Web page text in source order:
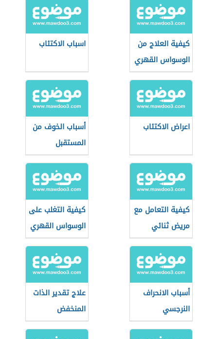
كيفية العلاج من
الوسواس القهري
اسباب الاكتئاب
اعراض الاكتئاب
أسباب الخوف من
المستقبل
كيفية التعامل مع
مريض ثنائي
القطب
كيفية التغلب على
الوسواس القهري
أسباب الانحراف
النرجسي
علاج تقدير الذات
المنخفض